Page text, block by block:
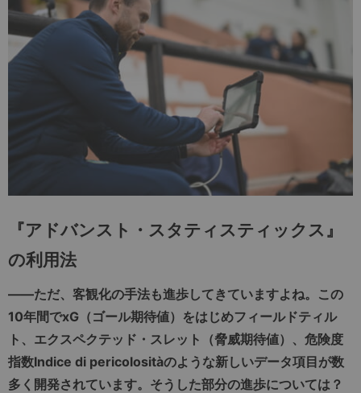
『アドバンスト・スタティスティックス』
の利用法
――ただ、客観化の手法も進歩してきていますよね。この
10年間でxG（ゴール期待値）をはじめフィールドティル
ト、エクスペクテッド・スレット（脅威期待値）、危険度
指数Indice di pericolositàのような新しいデータ項目が数
多く開発されています。そうした部分の進歩については？